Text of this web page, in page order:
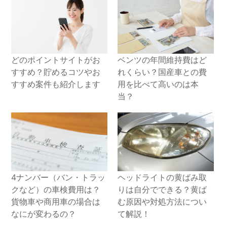
どのポイントサイトがお
すすめ？貯めるコツやお
すすめ案件も紹介します
ベンツの年間維持費はど
れくらい？国産車との費
用を比べて高いのは本
当？
4ナンバー（バン・トラッ
クなど）の車検費用は？
貨物車や商用車の場合は
なにが変わるの？
ヘッドライトの黄ばみ取
りは自分でできる？黄ば
む原因や対処方法につい
て解説！